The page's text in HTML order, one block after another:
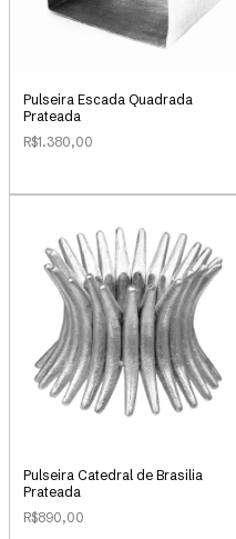
Pulseira Escada Quadrada
Prateada
R$1.380,00
Pulseira Catedral de Brasilia
Prateada
R$890,00